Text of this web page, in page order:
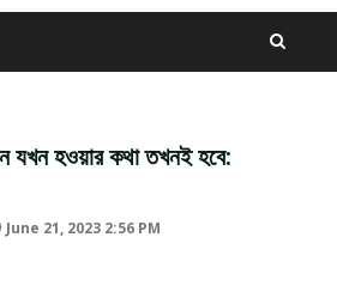
যখন হওয়ার কথা তখনই হবে:
June 21, 2023 2:56 PM